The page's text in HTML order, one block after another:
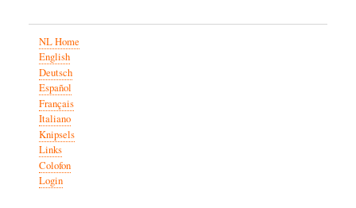
NL Home
English
Deutsch
Español
Français
Italiano
Knipsels
Links
Colofon
Login